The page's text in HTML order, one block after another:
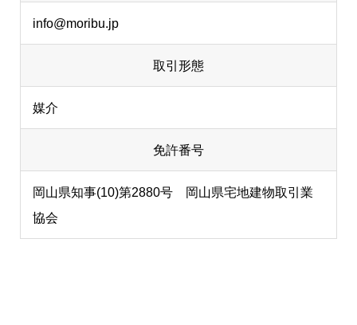
info@moribu.jp
取引形態
媒介
免許番号
岡山県知事(10)第2880号 岡山県宅地建物取引業
協会